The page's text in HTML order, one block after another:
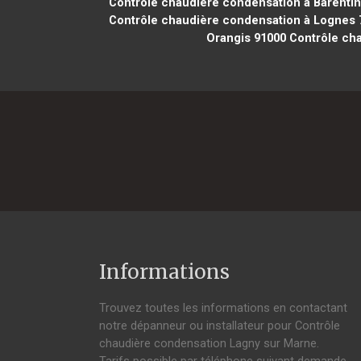
Contrôle chaudière condensation à Lognes
Orangis 91000 Contrôle
Informations
Trouvez toutes les informations en contactant
notre dépanneur ou installateur pour Contrôle
chaudière condensation Lagny sur Marne.